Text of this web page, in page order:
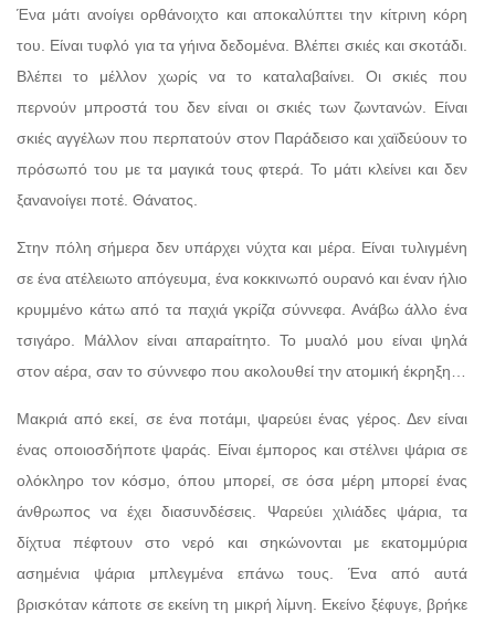
Ένα μάτι ανοίγει ορθάνοιχτο και αποκαλύπτει την κίτρινη κόρη
του. Είναι τυφλό για τα γήινα δεδομένα. Βλέπει σκιές και σκοτάδι.
Βλέπει το μέλλον χωρίς να το καταλαβαίνει. Οι σκιές που
περνούν μπροστά του δεν είναι οι σκιές των ζωντανών. Είναι
σκιές αγγέλων που περπατούν στον Παράδεισο και χαϊδεύουν το
πρόσωπό του με τα μαγικά τους φτερά. Το μάτι κλείνει και δεν
ξανανοίγει ποτέ. Θάνατος.
Στην πόλη σήμερα δεν υπάρχει νύχτα και μέρα. Είναι τυλιγμένη
σε ένα ατέλειωτο απόγευμα, ένα κοκκινωπό ουρανό και έναν ήλιο
κρυμμένο κάτω από τα παχιά γκρίζα σύννεφα. Ανάβω άλλο ένα
τσιγάρο. Μάλλον είναι απαραίτητο. Το μυαλό μου είναι ψηλά
στον αέρα, σαν το σύννεφο που ακολουθεί την ατομική έκρηξη…
Μακριά από εκεί, σε ένα ποτάμι, ψαρεύει ένας γέρος. Δεν είναι
ένας οποιοσδήποτε ψαράς. Είναι έμπορος και στέλνει ψάρια σε
ολόκληρο τον κόσμο, όπου μπορεί, σε όσα μέρη μπορεί ένας
άνθρωπος να έχει διασυνδέσεις. Ψαρεύει χιλιάδες ψάρια, τα
δίχτυα πέφτουν στο νερό και σηκώνονται με εκατομμύρια
ασημένια ψάρια μπλεγμένα επάνω τους. Ένα από αυτά
βρισκόταν κάποτε σε εκείνη τη μικρή λίμνη. Εκείνο ξέφυγε, βρήκε